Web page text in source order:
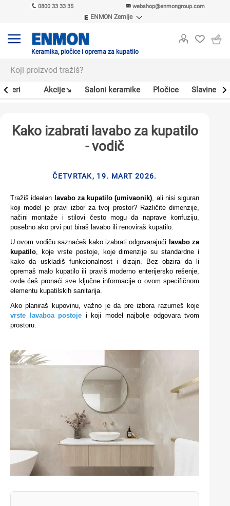
0800 33 33 35 webshop@enmongroup.com
ENMON Zemlje
ENMON MKD
Keramika, pločice i oprema za kupatilo
Akcije↘ Saloni keramike Pločice Slavine
Kako izabrati lavabo za kupatilo
- vodič
ČETVRTAK, 19. MART 2026.
Tražiš idealan lavabo za kupatilo (umivaonik), ali nisi siguran
koji model je pravi izbor za tvoj prostor? Različite dimenzije,
načini montaže i stilovi često mogu da naprave konfuziju,
posebno ako prvi put biraš lavabo ili renoviraš kupatilo.
U ovom vodiču saznaćeš kako izabrati odgovarajući
lavabo za
kupatilo, koje vrste postoje, koje dimenzije su standardne i
kako da uskladiš funkcionalnost i dizajn. Bez obzira da li
opremaš malo kupatilo ili praviš moderno enterijersko rešenje,
ovde ćeš pronaći sve ključne informacije o ovom specifičnom
elementu kupatilskih sanitarija.
Ako planiraš kupovinu, važno je da pre izbora razumeš koje
vrste lavaboa postoje i koji model najbolje odgovara tvom
prostoru.